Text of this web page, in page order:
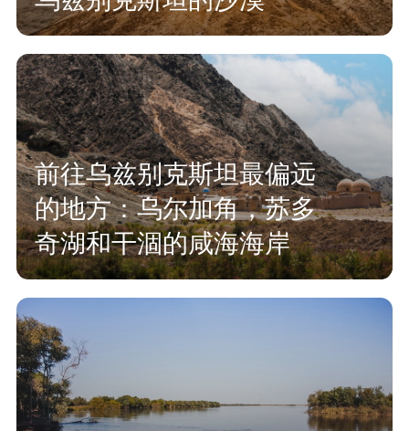
前往乌兹别克斯坦最偏远
的地方：乌尔加角，苏多
奇湖和干涸的咸海海岸